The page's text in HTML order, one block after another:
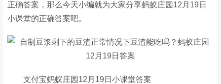
正确答案，那么今天小编就为大家分享蚂蚁庄园12月19日
小课堂的正确答案吧。
支付宝蚂蚁庄园12月19日小课堂答案